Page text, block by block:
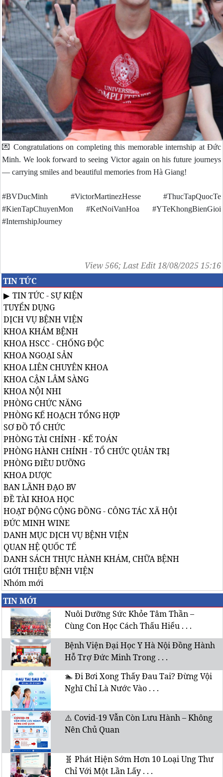
💌 Congratulations on completing this memorable internship at Đức
Minh. We look forward to seeing Victor again on his future journeys
— carrying smiles and beautiful memories from Hà Giang!
#BVDucMinh #VictorMartinezHesse #ThucTapQuocTe
#KienTapChuyenMon #KetNoiVanHoa #YTeKhongBienGioi
#InternshipJourney
View 566; Last Edit 18/08/2025 15:16
TIN TỨC
TIN TỨC - SỰ KIỆN
TUYỂN DỤNG
DỊCH VỤ BỆNH VIỆN
KHOA KHÁM BỆNH
KHOA HSCC - CHỐNG ĐỘC
KHOA NGOẠI SẢN
KHOA LIÊN CHUYÊN KHOA
KHOA CẬN LÂM SÀNG
KHOA NỘI NHI
PHÒNG CHỨC NĂNG
PHÒNG KẾ HOẠCH TỔNG HỢP
SƠ ĐỒ TỔ CHỨC
PHÒNG TÀI CHÍNH - KẾ TOÁN
PHÒNG HÀNH CHÍNH - TỔ CHỨC QUẢN TRỊ
PHÒNG ĐIỀU DƯỠNG
KHOA DƯỢC
BAN LÃNH ĐẠO BV
ĐỀ TÀI KHOA HỌC
HOẠT ĐỘNG CỘNG ĐỒNG - CÔNG TÁC XÃ HỘI
ĐỨC MINH WINE
DANH MỤC DỊCH VỤ BỆNH VIỆN
QUAN HỆ QUỐC TẾ
DANH SÁCH THỰC HÀNH KHÁM, CHỮA BỆNH
GIỚI THIỆU BỆNH VIỆN
Nhóm mới
TIN MỚI
Nuôi Dưỡng Sức Khỏe Tâm Thần –
Cùng Con Học Cách Thấu Hiểu . . .
Bệnh Viện Đại Học Y Hà Nội Đồng Hành
Hỗ Trợ Đức Minh Trong . . .
🏊 Đi Bơi Xong Thấy Đau Tai? Đừng Vội
Nghĩ Chỉ Là Nước Vào . . .
⚠️ Covid-19 Vẫn Còn Lưu Hành – Không
Nên Chủ Quan
🧬 Phát Hiện Sớm Hơn 10 Loại Ung Thư
Chỉ Với Một Lần Lấy . . .